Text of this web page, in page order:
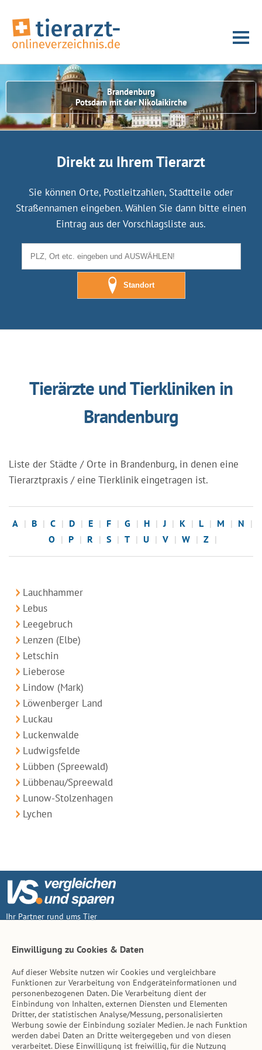
Brandenburg
Potsdam mit der Nikolaikirche
Direkt zu Ihrem Tierarzt
Sie können Orte, Postleitzahlen, Stadtteile oder
Straßennamen eingeben. Wählen Sie dann bitte einen
Eintrag aus der Vorschlagsliste aus.
Standort
Tierärzte und Tierkliniken in
Brandenburg
Liste der Städte / Orte in Brandenburg, in denen eine
Tierarztpraxis / eine Tierklinik eingetragen ist.
A B C D E F G H J K L M
N
O
P R S T U V W Z
Lauchhammer
Lebus
Leegebruch
Lenzen (Elbe)
Letschin
Lieberose
Lindow (Mark)
Löwenberger Land
Luckau
Luckenwalde
Ludwigsfelde
Lübben (Spreewald)
Lübbenau/Spreewald
Lunow-Stolzenhagen
Lychen
Ihr Partner rund ums Tier
Inhalt
Tierarzt-Suche
Hinweise
Einwilligung zu Cookies & Daten
Auf dieser Website nutzen wir Cookies und vergleichbare
Funktionen zur Verarbeitung von Endgeräteinformationen und
personenbezogenen Daten. Die Verarbeitung dient der
Einbindung von Inhalten, externen Diensten und Elementen
Dritter, der statistischen Analyse/Messung, personalisierten
Werbung sowie der Einbindung sozialer Medien. Je nach Funktion
werden dabei Daten an Dritte weitergegeben und von diesen
verarbeitet. Diese Einwilligung ist freiwillig, für die Nutzung